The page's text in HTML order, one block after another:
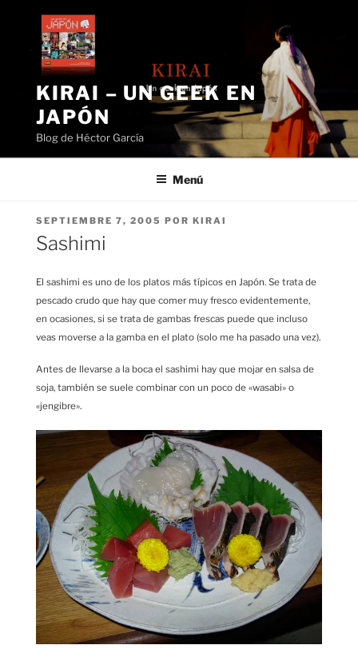
contenido
KIRAI – UN GEEK EN
JAPÓN
Blog de Héctor García
Menú
PUBLICADO
EL
SEPTIEMBRE 7, 2005 POR KIRAI
Sashimi
El sashimi es uno de los platos más típicos en Japón. Se trata de
pescado crudo que hay que comer muy fresco evidentemente,
en ocasiones, si se trata de gambas frescas puede que incluso
veas moverse a la gamba en el plato (solo me ha pasado una vez).
Antes de llevarse a la boca el sashimi hay que mojar en salsa de
soja, también se suele combinar con un poco de «wasabi» o
«jengibre».